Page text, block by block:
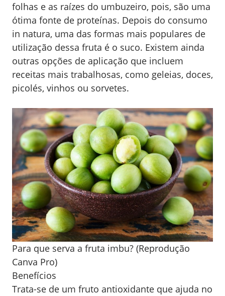
folhas e as raízes do umbuzeiro, pois, são uma
ótima fonte de proteínas. Depois do consumo
in natura, uma das formas mais populares de
utilização dessa fruta é o suco. Existem ainda
outras opções de aplicação que incluem
receitas mais trabalhosas, como geleias, doces,
picolés, vinhos ou sorvetes.
Para que serva a fruta imbu? (Reprodução
Canva Pro)
Benefícios
Trata-se de um fruto antioxidante que ajuda no